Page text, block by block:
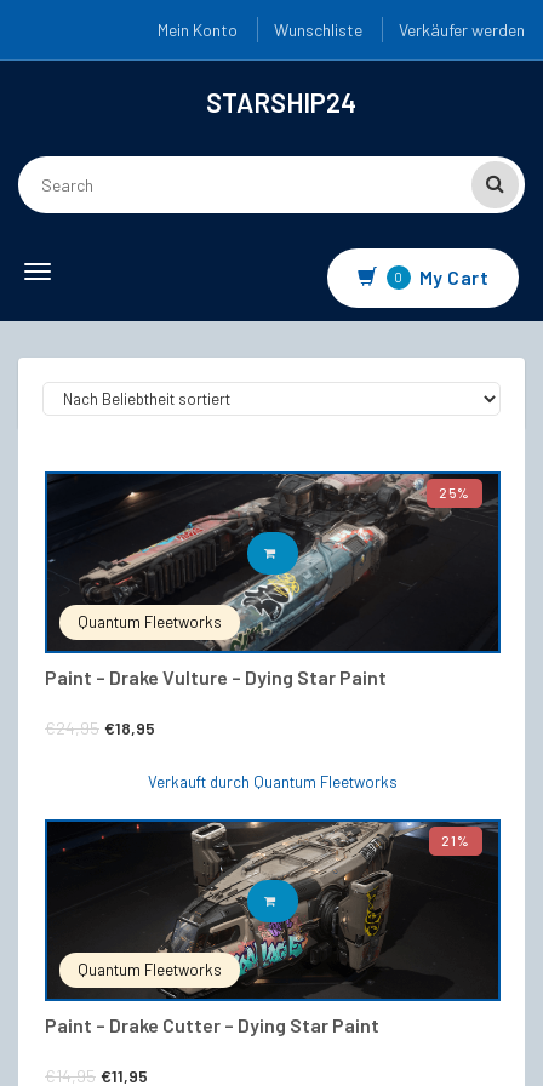
Mein Konto Wunschliste Verkäufer werden
STARSHIP24
Toggle navigation 0 My Cart
25%
Quantum Fleetworks
Paint – Drake Vulture – Dying Star Paint
€24,95 Ursprünglicher
€24,95
€18,95
€18,95.
IN DEN WARENKORB
Verkauft durch Quantum Fleetworks
21%
Quantum Fleetworks
Paint – Drake Cutter – Dying Star Paint
€14,95 Ursprünglicher
€11,95
IN DEN WARENKORB